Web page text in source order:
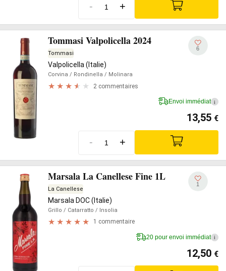
- +
Tommasi Valpolicella 2024
Tommasi
Valpolicella (Italie)
Corvina / Rondinella / Molinara
2 commentaires
6
Envoi immédiat i
13,55 €
- +
Marsala La Canellese Fine 1L
La Canellese
Marsala DOC (Italie)
Grillo / Catarratto / Insolia
1 commentaire
1
20 pour envoi immédiat i
12,50 €